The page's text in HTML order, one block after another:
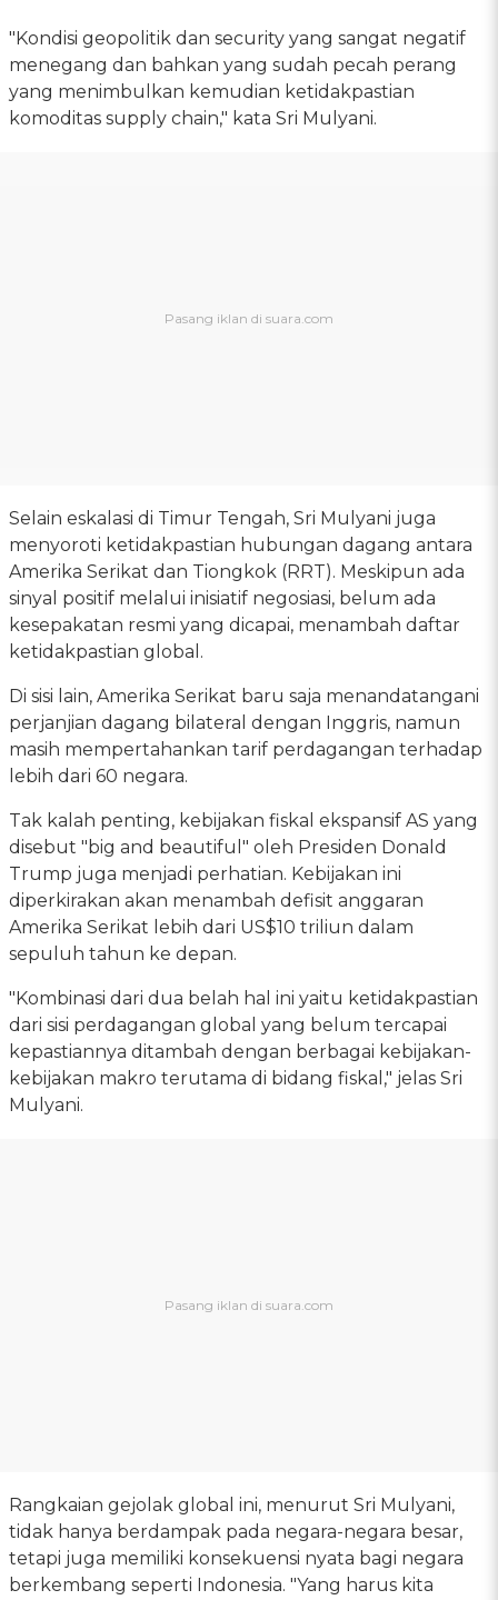
"Kondisi geopolitik dan security yang sangat negatif
menegang dan bahkan yang sudah pecah perang
yang menimbulkan kemudian ketidakpastian
komoditas supply chain," kata Sri Mulyani.
Selain eskalasi di Timur Tengah, Sri Mulyani juga
menyoroti ketidakpastian hubungan dagang antara
Amerika Serikat dan Tiongkok (RRT). Meskipun ada
sinyal positif melalui inisiatif negosiasi, belum ada
kesepakatan resmi yang dicapai, menambah daftar
ketidakpastian global.
Di sisi lain, Amerika Serikat baru saja menandatangani
perjanjian dagang bilateral dengan Inggris, namun
masih mempertahankan tarif perdagangan terhadap
lebih dari 60 negara.
Tak kalah penting, kebijakan fiskal ekspansif AS yang
disebut "big and beautiful" oleh Presiden Donald
Trump juga menjadi perhatian. Kebijakan ini
diperkirakan akan menambah defisit anggaran
Amerika Serikat lebih dari US$10 triliun dalam
sepuluh tahun ke depan.
"Kombinasi dari dua belah hal ini yaitu ketidakpastian
dari sisi perdagangan global yang belum tercapai
kepastiannya ditambah dengan berbagai kebijakan-
kebijakan makro terutama di bidang fiskal," jelas Sri
Mulyani.
Rangkaian gejolak global ini, menurut Sri Mulyani,
tidak hanya berdampak pada negara-negara besar,
tetapi juga memiliki konsekuensi nyata bagi negara
berkembang seperti Indonesia. "Yang harus kita